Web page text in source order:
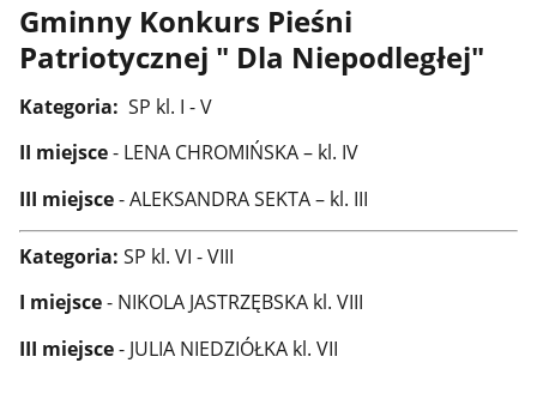
Gminny Konkurs Pieśni
Patriotycznej " Dla Niepodległej"
Kategoria: SP kl. I - V
II miejsce- LENA CHROMIŃSKA – kl. IV
III miejsce- ALEKSANDRA SEKTA – kl. III
Kategoria: SP kl. VI - VIII
I miejsce- NIKOLA JASTRZĘBSKA kl. VIII
III miejsce- JULIA NIEDZIÓŁKA kl. VII